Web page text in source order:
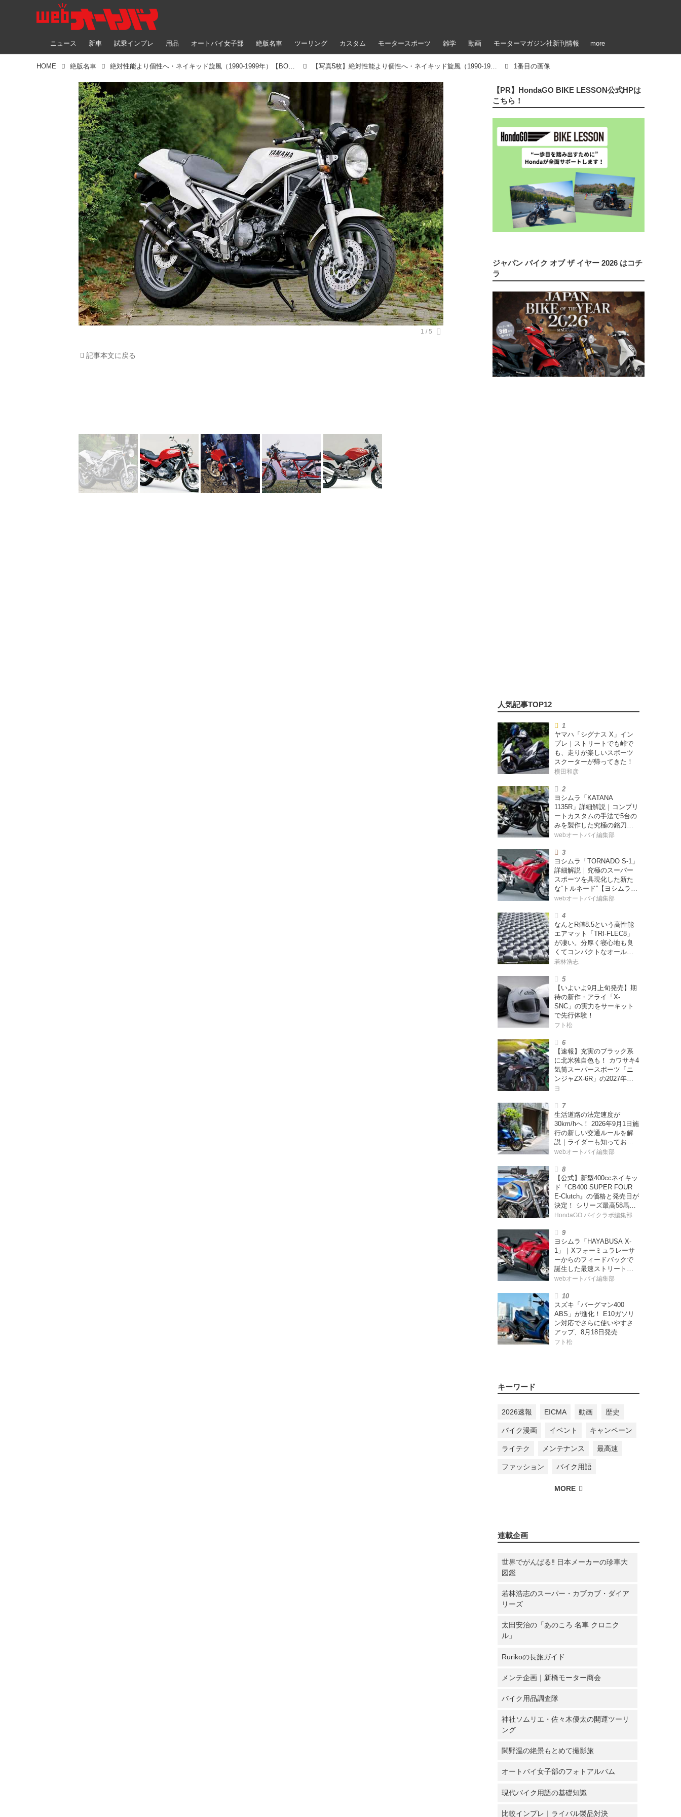
ニュース 新車 試乗インプレ 用品 オートバイ女子部 絶版名車 ツーリング カスタム モータースポーツ 雑学 動画 モーターマガジン社新刊情報 more
HOME 絶版名車 絶対性能より個性へ・ネイキッド旋風（1990-1999年）【BOTY・青春バイク・カルチャー伝】 【写真5枚】絶対性能より個性へ・ネイキッド旋風（1990-1999年） 1番目の画像
記事本文に戻る
【PR】HondaGO BIKE LESSON公式HPは
こちら！
ジャパン バイク オブ ザ イヤー 2026 はコチ
ラ
ヤマハ「シグナス X」イン
プレ｜ストリートでも峠で
も、走りが楽しいスポーツ
スクーターが帰ってきた！
横田和彦
ヨシムラ「KATANA
1135R」詳細解説｜コンプリ
ートカスタムの手法で5台の
みを製作した究極の銘刀
【ヨシムラ伝】
webオートバイ編集部
ヨシムラ「TORNADO S-1」
詳細解説｜究極のスーパー
スポーツを具現化した新た
な“トルネード”【ヨシムラ
伝】
webオートバイ編集部
なんとR値8.5という高性能
エアマット「TRI-FLEC8」
が凄い。分厚く寝心地も良
くてコンパクトなオールシ
ーズン対応マットを試して
ー・カブカブ・ダイアリー
ズ Vol.385〉
若林浩志
【いよいよ9月上旬発売】期
待の新作・アライ「X-
SNC」の実力をサーキット
で先行体験！
フト松
【速報】充実のブラック系
に北米独自色も！ カワサキ4
気筒スーパースポーツ「ニ
ンジャZX-6R」の2027年モ
デルを発表、2気筒ニンジャ
ヨ
生活道路の法定速度が
30km/hへ！ 2026年9月1日施
行の新しい交通ルールを解
説｜ライダーも知っておく
べきポイントをチェック！
webオートバイ編集部
【公式】新型400ccネイキッ
ド『CB400 SUPER FOUR
E-Clutch』の価格と発売日が
決定！ シリーズ最高58馬力
＆14kgもの軽量化!? 完全に
【Honda2026新車ニュー
ス】
HondaGO バイクラボ編集部
ヨシムラ「HAYABUSA X-
1」｜Xフォーミュラレーサ
ーからのフィードバックで
誕生した最速ストリートモ
デル【ヨシムラ伝】
webオートバイ編集部
スズキ「バーグマン400
ABS」が進化！ E10ガソリ
ン対応でさらに使いやすさ
アップ、8月18日発売
フト松
キーワード
2026速報 EICMA 動画 歴史
バイク漫画 イベント キャンペーン
ライテク メンテナンス 最高速
ファッション バイク用語
連載企画
世界でがんばる‼ 日本メーカーの珍車大
図鑑
若林浩志のスーパー・カブカブ・ダイア
リーズ
太田安治の「あのころ 名車 クロニク
ル」
Rurikoの長旅ガイド
メンテ企画｜新橋モーター商会
バイク用品調査隊
神社ソムリエ・佐々木優太の開運ツーリ
ング
関野温の絶景もとめて撮影旅
オートバイ女子部のフォトアルバム
現代バイク用語の基礎知識
比較インプレ｜ライバル製品対決